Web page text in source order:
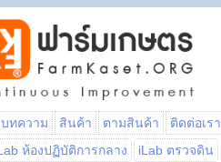
บทความ สินค้า ตามสินค้า
ติดต่อเรา
ห้องปฏิบัติการกลาง
iLab ตรวจดิน